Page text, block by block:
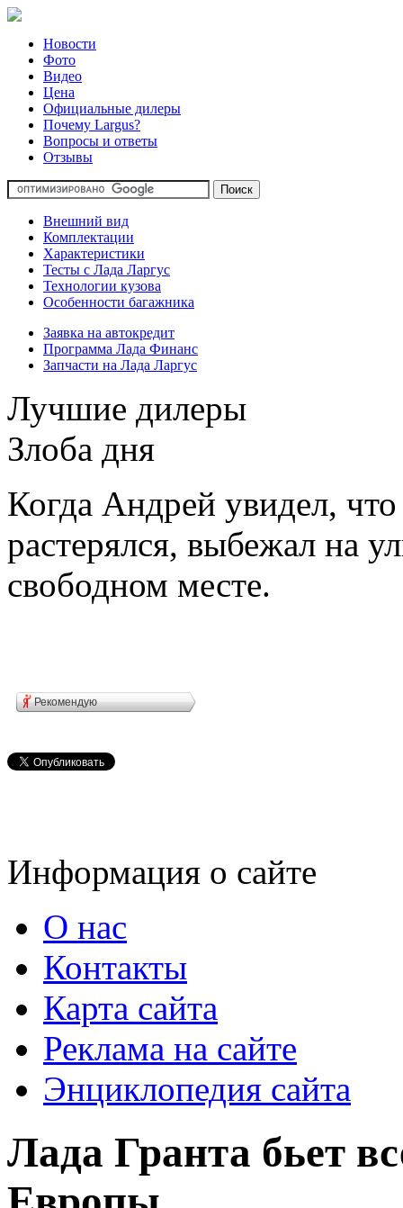
Новости
Фото
Видео
Цена
Официальные дилеры
Почему Largus?
Вопросы и ответы
Отзывы
Внешний вид
Комплектации
Характеристики
Тесты с Лада Ларгус
Технологии кузова
Особенности багажника
Заявка на автокредит
Программа Лада Финанс
Запчасти на Лада Ларгус
Лучшие дилеры
Злоба дня
Когда Андрей увидел,
растерялся, выбежал на
свободном месте.
Рекомендую
Информация о сайте
О нас
Контакты
Карта сайта
Реклама на сайте
Энциклопедия сайта
Лада Гранта бьет